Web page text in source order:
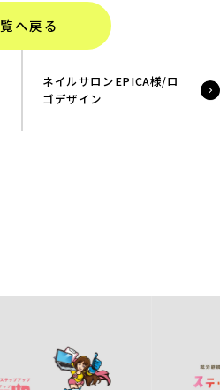
へ戻る
ネイルサロンEPICA様/ロ
ゴデザイン